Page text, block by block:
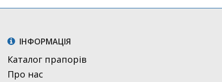
ІНФОРМАЦІЯ
Каталог прапорів
Про нас